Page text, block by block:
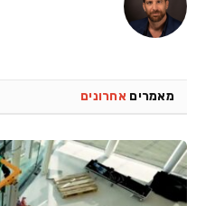
מאמרים אחרונים